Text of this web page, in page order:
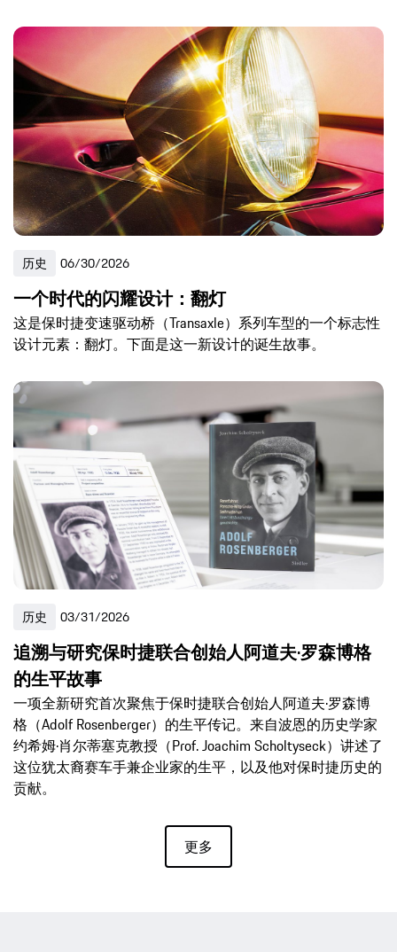
历史 06/30/2026
一个时代的闪耀设计：翻灯
这是保时捷变速驱动桥（Transaxle）系列车型的一个标志性
设计元素：翻灯。下面是这一新设计的诞生故事。
历史 03/31/2026
追溯与研究保时捷联合创始人阿道夫·罗森博格
的生平故事
一项全新研究首次聚焦于保时捷联合创始人阿道夫·罗森博
格（Adolf Rosenberger）的生平传记。来自波恩的历史学家
约希姆·肖尔蒂塞克教授（Prof. Joachim Scholtyseck）讲述了
这位犹太裔赛车手兼企业家的生平，以及他对保时捷历史的
贡献。
更多